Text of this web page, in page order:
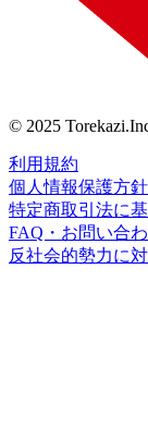
© 2025
利用規約
個人情報保護方針
特定商取引法に
FAQ・お問い合
反社会的勢力に